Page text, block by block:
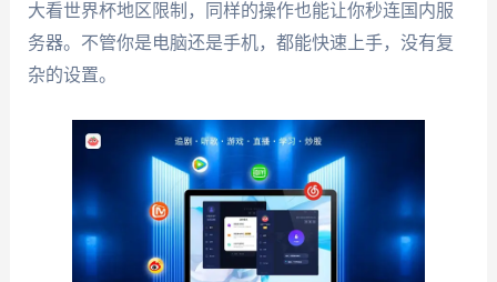
大看世界杯地区限制，同样的操作也能让你秒连国内服
务器。不管你是电脑还是手机，都能快速上手，没有复
杂的设置。